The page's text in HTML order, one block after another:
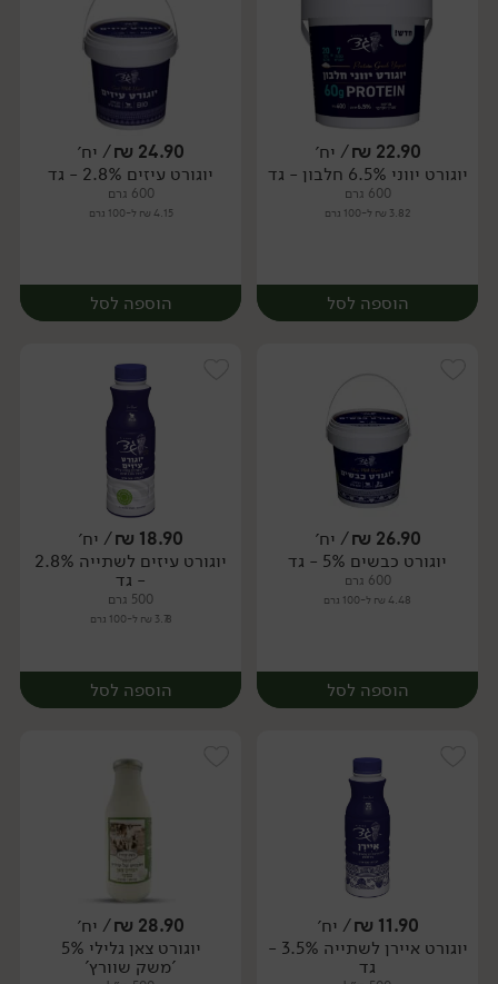
יח׳ יח׳
22.90
₪/ יח׳
יוגורט יווני 6.5% חלבון - גד
600 גרם
3.82 ₪ ל-100 גרם
הוספה לסל
יח׳
24.90
₪/ יח׳
יוגורט עיזים 2.8% - גד
600 גרם
4.15 ₪ ל-100 גרם
הוספה לסל
יח׳
26.90
₪/ יח׳
יוגורט כבשים 5% - גד
600 גרם
4.48 ₪ ל-100 גרם
הוספה לסל
יח׳
18.90
₪/ יח׳
יוגורט עיזים לשתייה 2.8%
- גד
500 גרם
3.78 ₪ ל-100 גרם
הוספה לסל
יח׳
11.90
₪/ יח׳
יוגורט איירן לשתייה 3.5% -
גד
28.90
₪/ יח׳
יוגורט צאן גלילי 5%
'משק שוורץ'